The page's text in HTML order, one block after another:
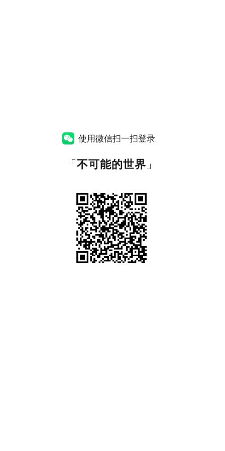
使用微信扫一扫登录
「不可能的世界 」